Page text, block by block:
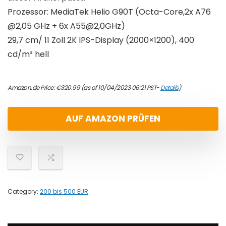
Prozessor: MediaTek Helio G90T (Octa-Core,2x A76
@2,05 GHz + 6x A55@2,0GHz)
29,7 cm/ 11 Zoll 2K IPS-Display (2000×1200), 400
cd/m² hell
Amazon.de Price:€320.99(as of 10/04/2023 06:21 PST-Details)
AUF AMAZON PRÜFEN
Category: 200 bis 500 EUR